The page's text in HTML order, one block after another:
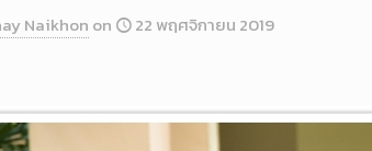
Naikhon on 22 พฤศจิกายน 2019